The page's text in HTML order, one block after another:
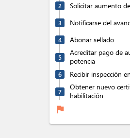
2 Solicitar aumento
3 Notificarse del
4 Abonar sellado
5
Acreditar pago de
potencia
6 Recibir inspección
7
Obtener nuevo
habilitación
flag